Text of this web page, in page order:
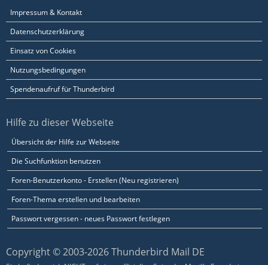
Impressum & Kontakt
Datenschutzerklärung
Einsatz von Cookies
Nutzungsbedingungen
Spendenaufruf für Thunderbird
Hilfe zu dieser Webseite
Übersicht der Hilfe zur Webseite
Die Suchfunktion benutzen
Foren-Benutzerkonto - Erstellen (Neu registrieren)
Foren-Thema erstellen und bearbeiten
Passwort vergessen - neues Passwort festlegen
Copyright © 2003-2026 Thunderbird Mail DE